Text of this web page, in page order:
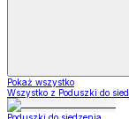
Pokaż wszystko
Wszystko z Poduszki do